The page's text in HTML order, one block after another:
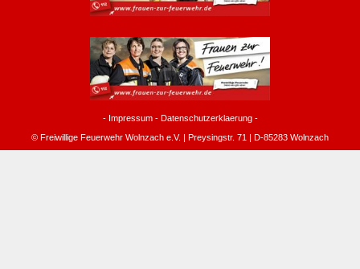
- Impressum- Datenschutzerklaerung-
© Freiwillige Feuerwehr Wolnzach e.V. | Preysingstr. 71 | D-85283 Wolnzach